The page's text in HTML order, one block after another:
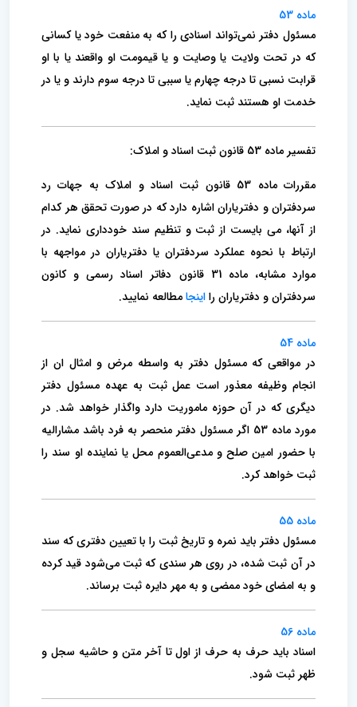
ماده 53
مسئول دفتر نمی‌تواند اسنادی را که به منفعت خود یا کسانی
که در تحت ولایت یا وصایت و یا قیمومت او واقعند یا با او
قرابت نسبی تا‌ درجه چهارم یا سببی تا درجه سوم دارند و یا در
خدمت او هستند ثبت نماید.
تفسیر ماده 53 قانون ثبت اسناد و املاک:
مقررات ماده 53 قانون ثبت اسناد و املاک به جهات رد
سردفتران و دفتریاران اشاره دارد که در صورت تحقق هر کدام
از آنها، می بایست از ثبت و تنظیم سند خودداری نماید. در
ارتباط با نحوه عملکرد سردفتران یا دفتریاران در مواجهه با
موارد مشابه، ماده 31 قانون دفاتر اسناد رسمی و کانون
سردفتران و دفتریاران رااینجامطالعه نمایید.
ماده 54
در مواقعی که مسئول دفتر به واسطه مرض و امثال ان از
انجام وظیفه معذور است عمل ثبت به عهده مسئول دفتر
دیگری که در آن حوزه ماموریت دارد واگذار خواهد شد. ‌در
مورد ماده 53 اگر مسئول دفتر منحصر به فرد باشد مشارالیه
با حضور امین صلح و مدعی‌العموم محل یا نماینده او سند را
ثبت خواهد کرد.
ماده 55
مسئول دفتر باید نمره و تاریخ ثبت را با تعیین دفتری که سند
در آن ثبت شده، در روی هر سندی که ثبت می‌شود قید کرده
و به امضای ‌خود ممضی و به مهر دایره ثبت برساند.
ماده 56
اسناد باید حرف به حرف از اول تا آخر متن و حاشیه سجل و
ظهر ثبت شود.